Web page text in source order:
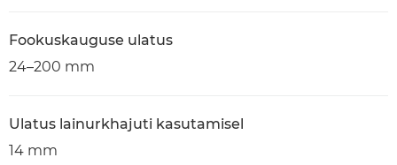
Fookuskauguse ulatus
24–200 mm
Ulatus lainurkhajuti kasutamisel
14 mm